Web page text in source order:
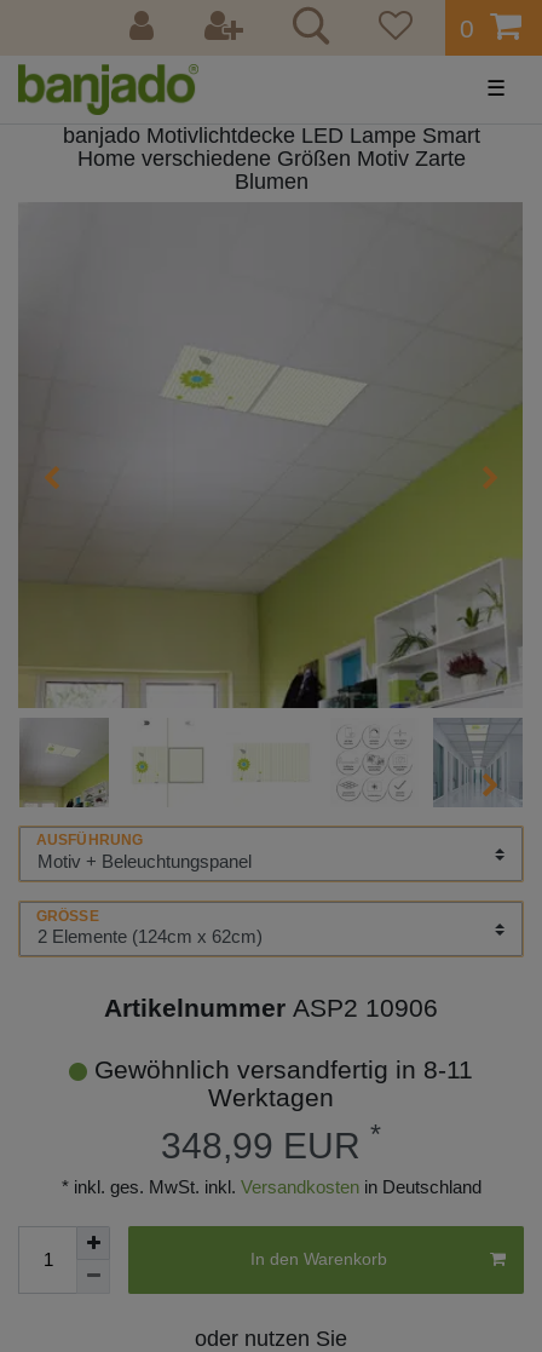
0
☰
banjado Motivlichtdecke LED Lampe Smart
Home verschiedene Größen Motiv Zarte
Blumen
AUSFÜHRUNG
GRÖSSE
Artikelnummer ASP2 10906
Gewöhnlich versandfertig in 8-11
Werktagen
348,99 EUR *
* inkl. ges. MwSt. inkl. Versandkosten in Deutschland
In den Warenkorb
oder nutzen Sie